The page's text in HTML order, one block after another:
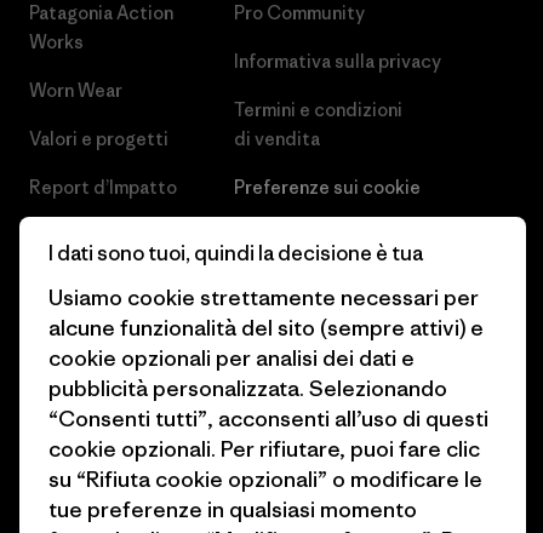
Patagonia Action
Works
Worn Wear
Valori e progetti
Report d’Impatto
Obiettivi climatici
1% For The Planet
Come finanziamo
Buoni regalo
Trova un negozio
Pro Community
Informativa sulla privacy
Termini e condizioni
di vendita
Preferenze sui cookie
Industry program
Programma di affiliazione
Patagonia Svizzera Mappa del
sito
I dati sono tuoi, quindi la decisione è tua
Usiamo cookie strettamente necessari per
alcune funzionalità del sito (sempre attivi) e
cookie opzionali per analisi dei dati e
pubblicità personalizzata. Selezionando
“Consenti tutti”, acconsenti all’uso di questi
cookie opzionali. Per rifiutare, puoi fare clic
su “Rifiuta cookie opzionali” o modificare le
tue preferenze in qualsiasi momento